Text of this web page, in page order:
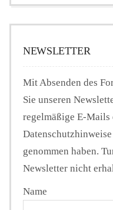
NEWSLETTER
Mit Absenden des
Sie unseren
regelmäßige E-Mails
genommen haben.
Newsletter nicht
Name